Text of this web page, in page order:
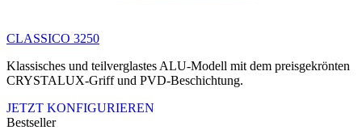
CLASSICO 3250
Klassisches und teilverglastes ALU-Modell mit dem preisgekrönten
CRYSTALUX-Griff und PVD-Beschichtung.
JETZT KONFIGURIEREN
Bestseller